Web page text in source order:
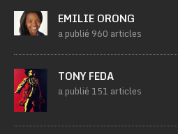
EMILIE ORONG
a publié 960 articles
TONY FEDA
a publié 151 articles